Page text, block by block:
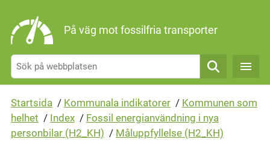
På väg mot fossilfria transporter
Sök
Startsida / Kommunala indikatorer / Kommunen som
helhet / Index / Fossil energianvändning i nya
personbilar (H2_KH) / Måluppfyllelse (H2_KH)